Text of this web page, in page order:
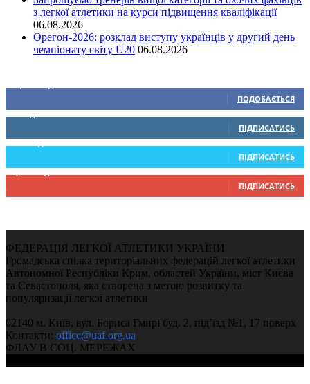
з легкої атлетики на курси підвищення кваліфікації
06.08.2026
Орегон-2026: розклад виступу українців у другий день
чемпіонату світу U20 06.08.2026
ПОДОБАЄТЬСЯ
0 Підписників
ПІДПИСАТИСЬ
234 Підписників
ПІДПИСАТИСЬ
9,370 Підписників
ПІДПИСАТИСЬ
ФЕДЕРАЦІЯ ЛЕГКОЇ АТЛЕТИКИ УКРАЇНИ
Громадська спілка територіальних федерацій легкої атлетики
Автономної Республіки Крим, областей України, міст Києва
та Севастополя, яка створена з метою розвитку та
популяризації легкої атлетики
02140 м. Київ, вул. Бориса Гмирі буд. 2, під’їзд №1, 17 поверх
Контакти: office@uaf.org.ua
ФЛАУ В СОЦ. МЕРЕЖАХ